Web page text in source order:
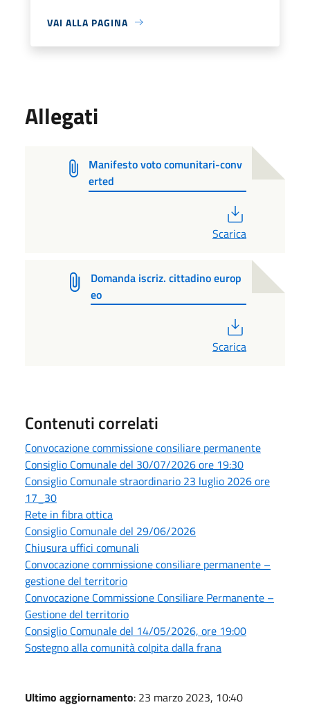
VAI ALLA PAGINA
Allegati
Manifesto voto comunitari-conv
erted
Scarica
Domanda iscriz. cittadino europ
eo
Scarica
Contenuti correlati
Convocazione commissione consiliare permanente
Consiglio Comunale del 30/07/2026 ore 19:30
Consiglio Comunale straordinario 23 luglio 2026 ore
17_30
Rete in fibra ottica
Consiglio Comunale del 29/06/2026
Chiusura uffici comunali
Convocazione commissione consiliare permanente –
gestione del territorio
Convocazione Commissione Consiliare Permanente –
Gestione del territorio
Consiglio Comunale del 14/05/2026, ore 19:00
Sostegno alla comunità colpita dalla frana
Ultimo aggiornamento: 23 marzo 2023, 10:40